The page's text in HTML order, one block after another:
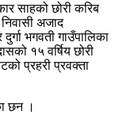
साहको छोरी करिब
अजाद
भगवती गाउँपालिका
१५ वर्षिय छोरी
प्रहरी प्रवक्ता
छन ।